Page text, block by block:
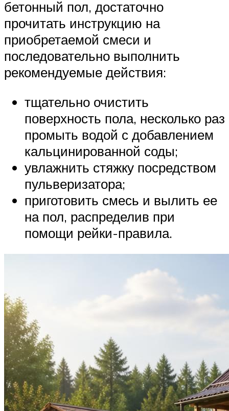
бетонный пол, достаточно
прочитать инструкцию на
приобретаемой смеси и
последовательно выполнить
рекомендуемые действия:
тщательно очистить
поверхность пола, несколько раз
промыть водой с добавлением
кальцинированной соды;
увлажнить стяжку посредством
пульверизатора;
приготовить смесь и вылить ее
на пол, распределив при
помощи рейки-правила.